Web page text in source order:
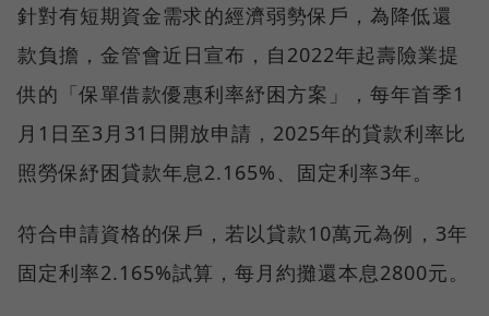
針對有短期資金需求的經濟弱勢保戶，為降低還
款負擔，金管會近日宣布，自2022年起壽險業提
供的「保單借款優惠利率紓困方案」，每年首季1
月1日至3月31日開放申請，2025年的貸款利率比
照勞保紓困貸款年息2.165%、固定利率3年。
符合申請資格的保戶，若以貸款10萬元為例，3年
固定利率2.165%試算，每月約攤還本息2800元。